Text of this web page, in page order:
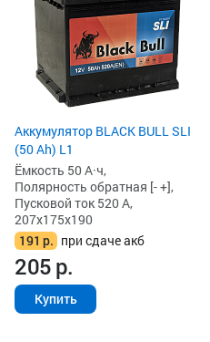
Аккумулятор BLACK BULL SLI
(50 Ah) L1
Ёмкость 50 А·ч,
Полярность обратная [- +],
Пусковой ток 520 А,
207x175x190
191 р. при сдаче акб
205р.
Купить